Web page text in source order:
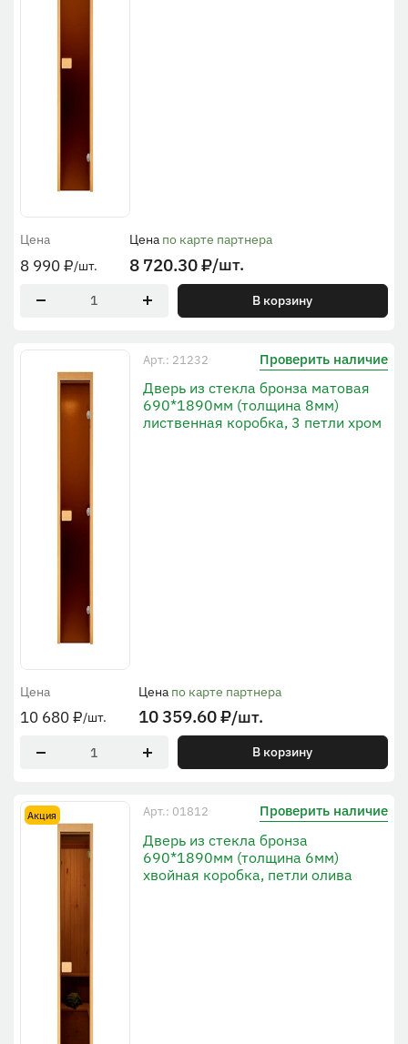
Цена
8 990₽/шт.
Цена по карте партнера
8 720.30₽/шт.
В корзину
Арт.: 21232 Проверить наличие
Дверь из стекла бронза матовая
690*1890мм (толщина 8мм)
лиственная коробка, 3 петли хром
Цена
10 680₽/шт.
Цена по карте партнера
10 359.60₽/шт.
В корзину
Акция Арт.: 01812 Проверить наличие
Дверь из стекла бронза
690*1890мм (толщина 6мм)
хвойная коробка, петли олива